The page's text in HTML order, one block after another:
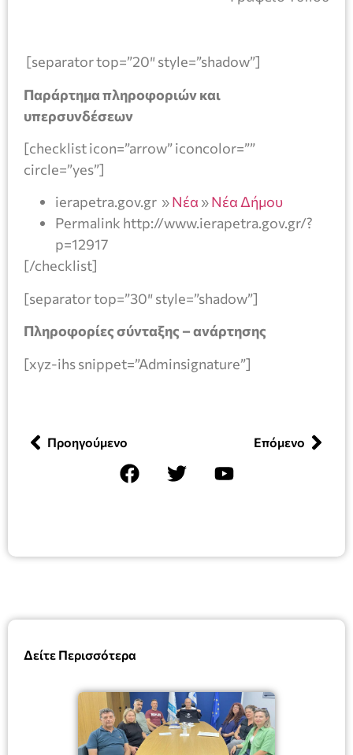
Δείτε Περισσότερα
[separator top=”20″ style=”shadow”]
Παράρτημα πληροφοριών και
υπερσυνδέσεων
[checklist icon=”arrow” iconcolor=””
circle=”yes”]
ierapetra.gov.gr »Νέα »Νέα Δήμου
Permalink http://www.ierapetra.gov.gr/?
p=12917
[/checklist]
[separator top=”30″ style=”shadow”]
Πληροφορίες σύνταξης – ανάρτησης
[xyz-ihs snippet=”Adminsignature”]
Προηγούμενο Επόμενο